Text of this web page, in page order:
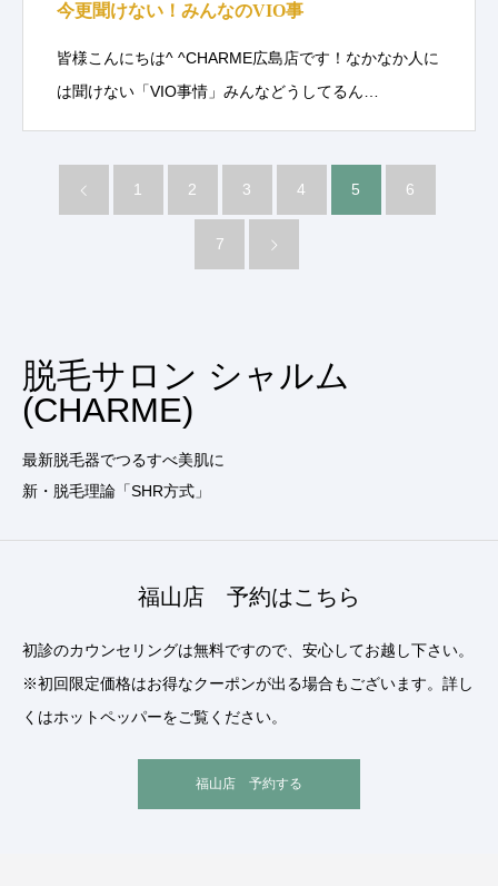
今更聞けない！みんなのVIO事
皆様こんにちは^ ^CHARME広島店です！なかなか人に
は聞けない「VIO事情」みんなどうしてるん…
1 2 3 4 5 6
7
脱毛サロン シャルム
(CHARME)
最新脱毛器でつるすべ美肌に
新・脱毛理論「SHR方式」
福山店 予約はこちら
初診のカウンセリングは無料ですので、安心してお越し下さい。
※初回限定価格はお得なクーポンが出る場合もございます。詳し
くはホットペッパーをご覧ください。
福山店 予約する